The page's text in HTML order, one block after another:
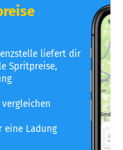
liefert dir
Spritpreise,
eine Ladung